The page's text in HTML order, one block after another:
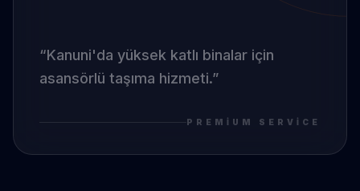
“Kanuni'da yüksek katlı binalar için
asansörlü taşıma hizmeti.”
PREMIUM SERVICE